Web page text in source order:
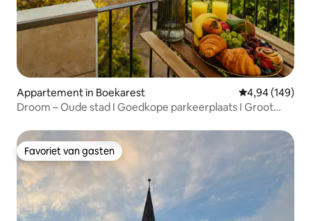
Appartement in Boekarest Gemiddelde
4,94 (149)
Droom – Oude stad I Goedkope parkeerplaats I Groot
Favoriet van gasten
Favoriet van gasten